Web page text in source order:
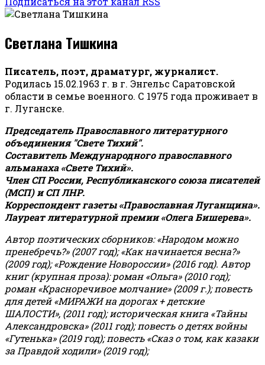
Светлана Тишкина
Писатель, поэт, драматург, журналист.
Родилась 15.02.1963 г. в г. Энгельс Саратовской
области в семье военного. С 1975 года проживает в
г. Луганске.
Председатель Православного литературного
объединения "Свете Тихий".
Составитель Международного православного
альманаха «Свете Тихий».
Член СП России, Республиканского союза писателей
(МСП) и СП ЛНР.
Корреспондент газеты «Православная Луганщина».
Лауреат литературной премии «Олега Бишерева».
Автор поэтических сборников: «Народом можно
пренебречь?» (2007 год); «Как начинается весна?»
(2009 год); «Рождение Новороссии» (2016 год). Автор
книг (крупная проза): роман «Ольга» (2010 год);
роман «Красноречивое молчание» (2009 г.); повесть
для детей «МИРАЖИ на дорогах + детские
ШАЛОСТИ», (2011 год); историческая книга «Тайны
Александровска» (2011 год); повесть о детях войны
«Гутенька» (2019 год); повесть «Сказ о том, как казаки
за Правдой ходили» (2019 год);